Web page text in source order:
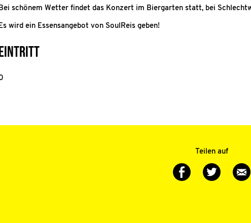
Bei schönem Wetter findet das Konzert im Biergarten statt, bei
Es wird ein Essensangebot von SoulReis geben!
Teilen auf
Auf
Facebook
Auf
Twitter